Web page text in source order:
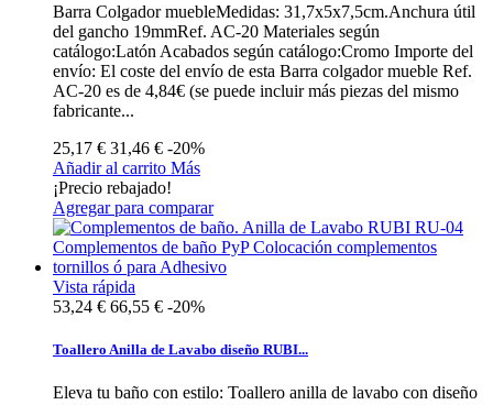
Barra Colgador muebleMedidas: 31,7x5x7,5cm.Anchura útil
del gancho 19mmRef. AC-20 Materiales según
catálogo:Latón Acabados según catálogo:Cromo Importe del
envío: El coste del envío de esta Barra colgador mueble Ref.
AC-20 es de 4,84€ (se puede incluir más piezas del mismo
fabricante...
25,17 € 31,46 € -20%
Añadir al carrito Más
¡Precio rebajado!
Agregar para comparar
Vista rápida
53,24 € 66,55 € -20%
Toallero Anilla de Lavabo diseño RUBI...
Eleva tu baño con estilo: Toallero anilla de lavabo con diseño